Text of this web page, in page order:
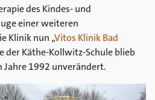
des Kindes- und
einer weiteren
Klinik nun „Vitos Klinik Bad
der Käthe-Kollwitz-Schule blieb
1992 unverändert.